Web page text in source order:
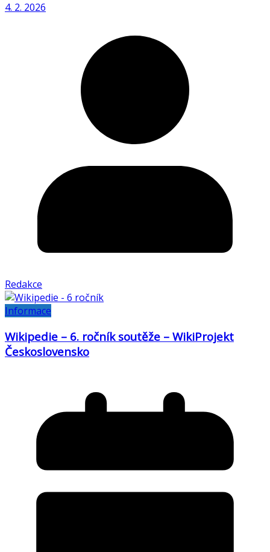
4. 2. 2026
Redakce
Informace
Wikipedie – 6. ročník soutěže – WikiProjekt
Československo